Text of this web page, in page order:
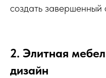
создать завершенный
2. Элитная
дизайн